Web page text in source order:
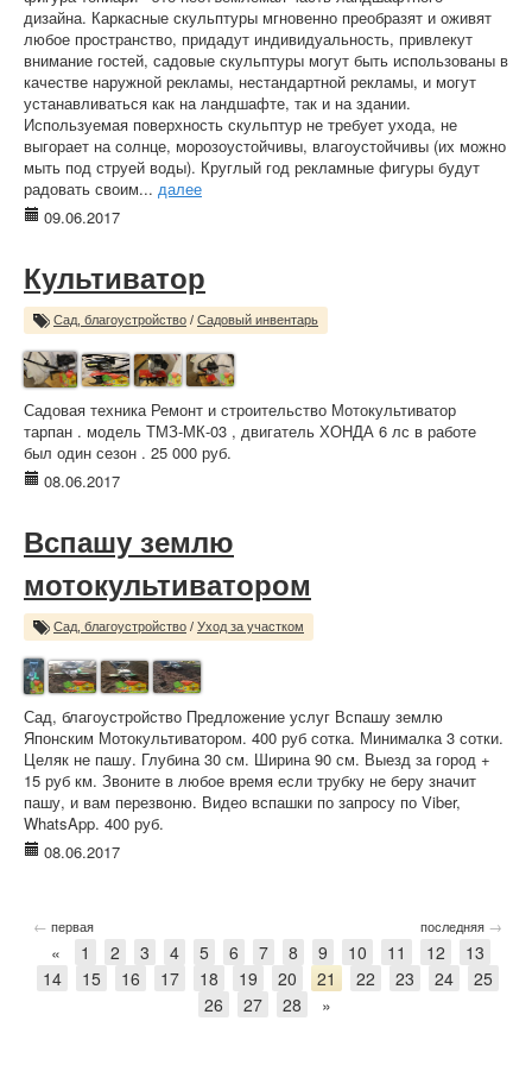
дизайна. Каркасные скульптуры мгновенно преобразят и оживят
любое пространство, придадут индивидуальность, привлекут
внимание гостей, садовые скульптуры могут быть использованы в
качестве наружной рекламы, нестандартной рекламы, и могут
устанавливаться как на ландшафте, так и на здании.
Используемая поверхность скульптур не требует ухода, не
выгорает на солнце, морозоустойчивы, влагоустойчивы (их можно
мыть под струей воды). Круглый год рекламные фигуры будут
радовать своим... далее
09.06.2017
Культиватор
Сад, благоустройство / Садовый инвентарь
Садовая техника Ремонт и строительство Мотокультиватор
тарпан . модель ТМЗ-МК-03 , двигатель ХОНДА 6 лс в работе
был один сезон . 25 000 руб.
08.06.2017
Вспашу землю
мотокультиватором
Сад, благоустройство / Уход за участком
Сад, благоустройство Предложение услуг Вспашу землю
Японским Мотокультиватором. 400 руб сотка. Минималка 3 сотки.
Целяк не пашу. Глубина 30 см. Ширина 90 см. Выезд за город +
15 руб км. Звоните в любое время если трубку не беру значит
пашу, и вам перезвоню. Видео вспашки по запросу по Viber,
WhatsApp. 400 руб.
08.06.2017
← первая последняя →
« 1 2 3 4 5 6 7 8 9 10 11 12
13
14
15 16 17 18 19 20 21 22 23 24
25
26
27 28 »